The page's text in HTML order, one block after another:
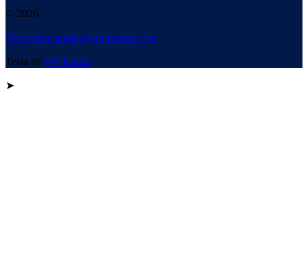
© 2026
Политика конфиденциальности
Тема от WP Puzzle
➤